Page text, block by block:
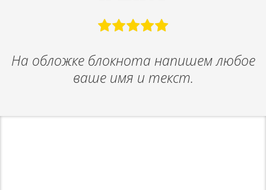
На обложке блокнота напишем любое
ваше имя и текст.